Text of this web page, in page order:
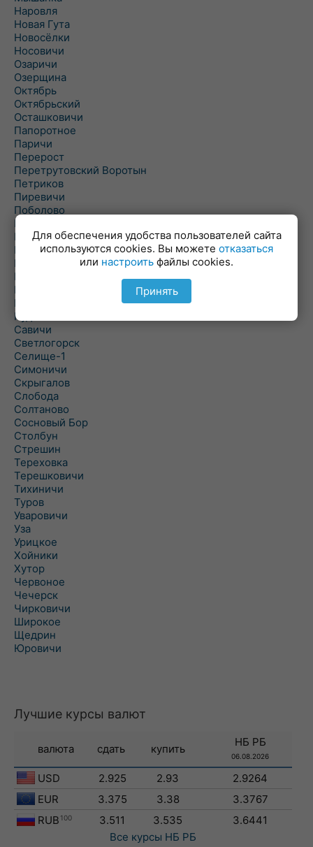
Наровля
Новая Гута
Новосёлки
Носовичи
Озаричи
Озерщина
Октябрь
Октябрьский
Осташковичи
Папоротное
Паричи
Перерост
Перетрутовский Воротын
Петриков
Пиревичи
Поболово
Поколюбичи
Полесье
Птичь
Речица
Ровенская Слобода
Рогачев
Рогинь
Рудня
Савичи
Светлогорск
Селище-1
Симоничи
Скрыгалов
Слобода
Солтаново
Сосновый Бор
Столбун
Стрешин
Тереховка
Терешковичи
Тихиничи
Туров
Уваровичи
Уза
Урицкое
Хойники
Хутор
Червоное
Чечерск
Чирковичи
Широкое
Щедрин
Юровичи
Лучшие курсы валют
валюта сдать купить
НБ РБ
06.08.2026
USD 2.925 2.93
2.9264
EUR
3.375 3.38
3.3767
RUB 100 3.511 3.535
3.6441
Все курсы НБ РБ
Для обеспечения удобства пользователей сайта
используются cookies. Вы можете отказаться
или настроить файлы cookies.
Принять